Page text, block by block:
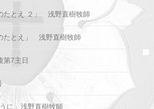
とえ ２」 浅野直樹牧師
とえ」 浅野直樹牧師
7主日
に」浅野直樹牧師